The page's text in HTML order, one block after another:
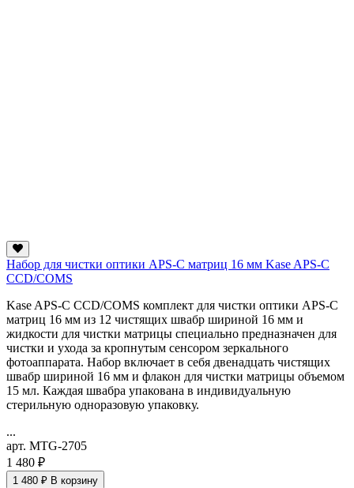
Набор для чистки оптики APS-C матриц 16 мм Kase APS-C
CCD/COMS
Kase APS-C CCD/COMS комплект для чистки оптики APS-C
матриц 16 мм из 12 чистящих швабр шириной 16 мм и
жидкости для чистки матрицы специально предназначен для
чистки и ухода за кропнутым сенсором зеркального
фотоаппарата. Набор включает в себя двенадцать чистящих
швабр шириной 16 мм и флакон для чистки матрицы объемом
15 мл. Каждая швабра упакована в индивидуальную
стерильную одноразовую упаковку.
...
арт. MTG-2705
1 480 ₽
1 480 ₽ В корзину